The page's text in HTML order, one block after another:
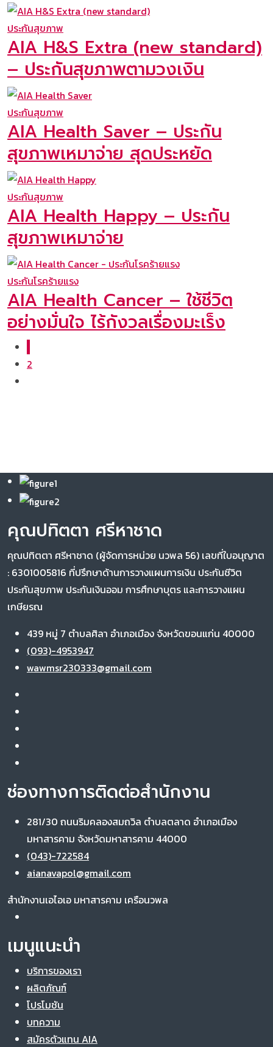
ประกันสุขภาพ
AIA H&S Extra (new standard)
– ประกันสุขภาพตามวงเงิน
ประกันสุขภาพ
AIA Health Saver – ประกัน
สุขภาพเหมาจ่าย สุดประหยัด
ประกันสุขภาพ
AIA Health Happy – ประกัน
สุขภาพเหมาจ่าย
ประกันโรคร้ายแรง
AIA Health Cancer – ใช้ชีวิต
อย่างมั่นใจ ไร้กังวลเรื่องมะเร็ง
2
คุณปทิตตา ศรีหาชาด
คุณปทิตตา ศรีหาชาด (ผู้จัดการหน่วย นวพล 56) เลขที่ใบอนุญาต
: 6301005816 ที่ปรึกษาด้านการวางแผนการเงิน ประกันชีวิต
ประกันสุขภาพ ประกันเงินออม การศึกษาบุตร และการวางแผน
เกษียรณ
439 หมู่ 7 ตำบลศิลา อำเภอเมือง จังหวัดขอนแก่น 40000
(093)-4953947
wawmsr230333@gmail.com
ช่องทางการติดต่อสำนักงาน
281/30 ถนนริมคลองสมถวิล ตำบลตลาด อำเภอเมือง
มหาสารคาม จังหวัดมหาสารคาม 44000
(043)-722584
aianavapol@gmail.com
สำนักงานเอไอเอ มหาสารคาม เครือนวพล
เมนูแนะนำ
บริการของเรา
ผลิตภัณฑ์
โปรโมชัน
บทความ
สมัครตัวแทน AIA